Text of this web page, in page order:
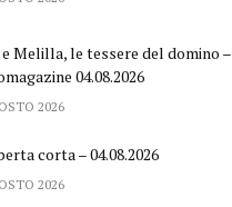
e Melilla, le tessere del domino –
04.08.2026
2026
corta – 04.08.2026
2026